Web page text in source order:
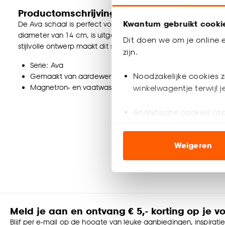
Kwantum gebruikt
Dit doen we om je online
zijn.
Noodzakelijke cookies
winkelwagentje terwijl
Analytische cookies
ook buiten de
Klik op ‘Ja, alles
accepteren door op
Goed om te weten is dat
Weigeren
Productomschrijving
De Ava schaal is perfect voor soepen, salades en kleine
diameter van 14 cm, is uitgevoerd in beige aardewerk
stijlvolle ontwerp maakt dit schaaltje een ideale toevoeging
Serie: Ava
Gemaakt van aardewerk (stoneware)
Magnetron- en vaatwasserbestendig
Meld je aan en ontvang € 5,- korting op je
Blijf per e-mail op de hoogte van leuke aanbiedingen,